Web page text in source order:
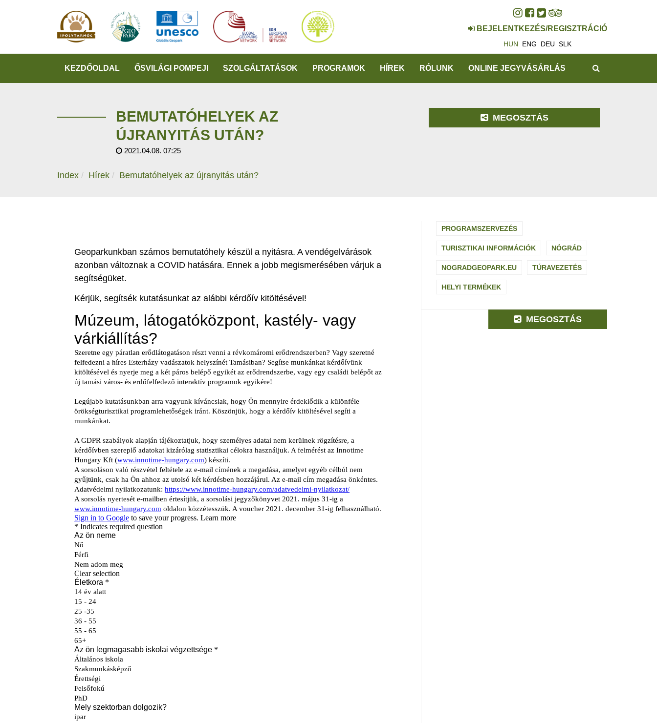
BEJELENTKEZÉS/REGISZTRÁCIÓ
HUN ENG DEU SLK
KEZDŐOLDAL ŐSVILÁGI POMPEJI SZOLGÁLTATÁSOK PROGRAMOK HÍREK RÓLUNK ONLINE JEGYVÁSÁRLÁS
BEMUTATÓHELYEK AZ
ÚJRANYITÁS UTÁN?
2021.04.08. 07:25
Index Hírek Bemutatóhelyek az újranyitás után?
MEGOSZTÁS
Geoparkunkban számos bemutatóhely készül a nyitásra. A vendégelvárások
azonban változnak a COVID hatására. Ennek a jobb megismerésében várjuk a
segítségüket.
Kérjük, segítsék kutatásunkat az alábbi kérdőív kitöltésével!
PROGRAMSZERVEZÉS
TURISZTIKAI INFORMÁCIÓK NÓGRÁD
NOGRADGEOPARK.EU TÚRAVEZETÉS
HELYI TERMÉKEK
MEGOSZTÁS